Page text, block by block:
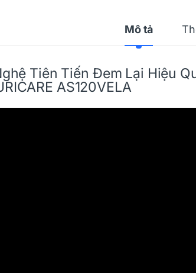
Mô tả
Tiên Tiến Đem Lại Hiệu
AS120VELA